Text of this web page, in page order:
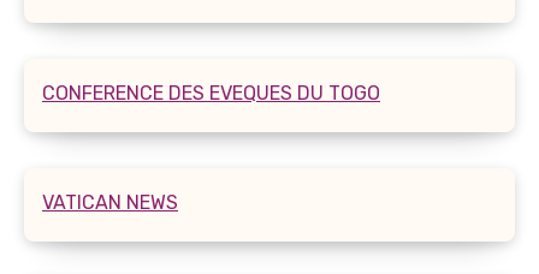
CONFERENCE DES EVEQUES DU TOGO
VATICAN NEWS